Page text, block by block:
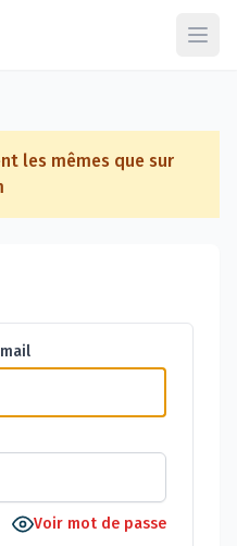
les mêmes que sur
Voir mot de passe